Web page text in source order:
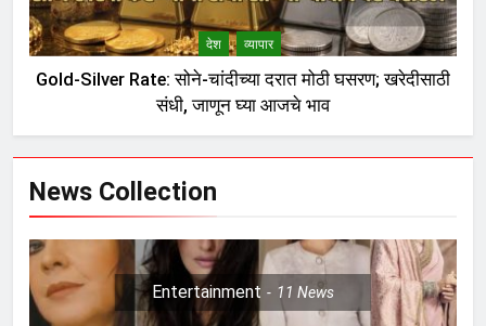
देश व्यापार
Gold-Silver Rate: सोने-चांदीच्या दरात मोठी घसरण; खरेदीसाठी
संधी, जाणून घ्या आजचे भाव
News Collection
Entertainment 11 News